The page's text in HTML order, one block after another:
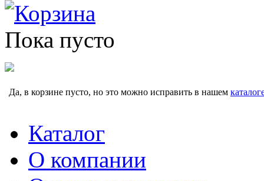
Корзина
Пока пусто
Да, в корзине пусто, но это можно исправить в нашем
Каталог
О компании